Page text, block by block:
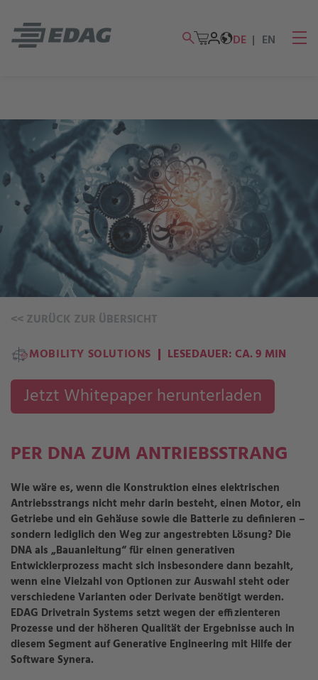
DE EN
<< ZURÜCK ZUR ÜBERSICHT
PER DNA ZUM ANTRIEBSSTRANG
Wie wäre es, wenn die Konstruktion eines elektrischen
Antriebsstrangs nicht mehr darin besteht, einen Motor, ein
Getriebe und ein Gehäuse sowie die Batterie zu definieren –
sondern lediglich den Weg zur angestrebten Lösung? Die
DNA als „Bauanleitung“ für einen generativen
Entwicklerprozess macht sich insbesondere dann bezahlt,
wenn eine Vielzahl von Optionen zur Auswahl steht oder
verschiedene Varianten oder Derivate benötigt werden.
EDAG Drivetrain Systems setztwegen der effizienteren
Prozesse und der höheren Qualität der Ergebnisse auch in
diesem Segment auf Generative Engineering mit Hilfe der
Software Synera.
MOBILITY SOLUTIONS LESEDAUER: CA. 9 MIN
Jetzt Whitepaper herunterladen